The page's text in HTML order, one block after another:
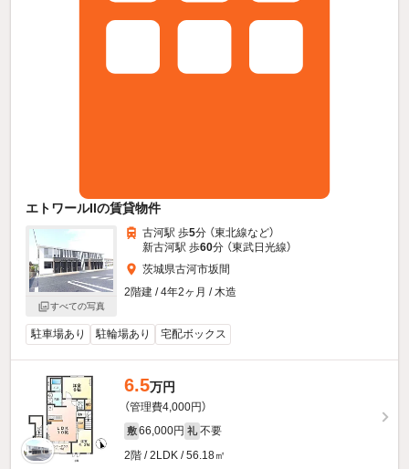
エトワールIIの賃貸物件
すべての写真
古河駅 歩5分 （東北線など）
新古河駅 歩60分 （東武日光線）
茨城県古河市坂間
2階建 / 4年2ヶ月 / 木造
駐車場あり 駐輪場あり 宅配ボックス
6.5万円
（管理費4,000円）
敷 66,000円 礼 不要
2階 / 2LDK / 56.18㎡